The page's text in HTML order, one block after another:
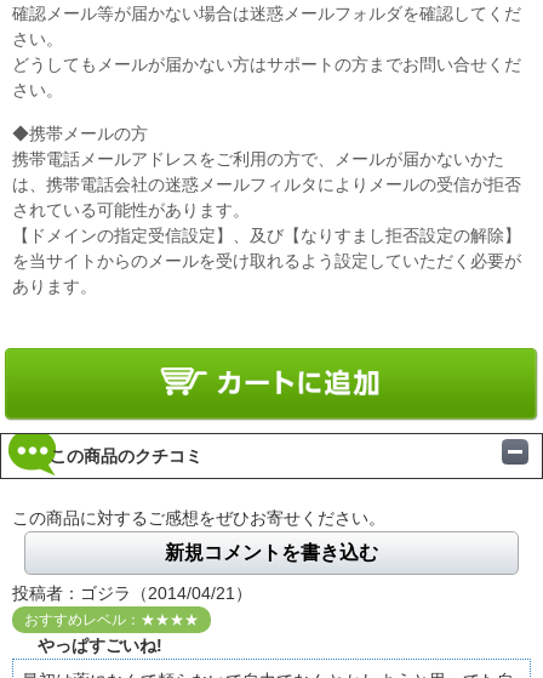
確認メール等が届かない場合は迷惑メールフォルダを確認してくだ
さい。
どうしてもメールが届かない方はサポートの方までお問い合せくだ
さい。
◆携帯メールの方
携帯電話メールアドレスをご利用の方で、メールが届かないかた
は、携帯電話会社の迷惑メールフィルタによりメールの受信が拒否
されている可能性があります。
【ドメインの指定受信設定】、及び【なりすまし拒否設定の解除】
を当サイトからのメールを受け取れるよう設定していただく必要が
あります。
この商品のクチコミ
この商品に対するご感想をぜひお寄せください。
新規コメントを書き込む
投稿者：ゴジラ（2014/04/21）
おすすめレベル：★★★★
やっぱすごいね!